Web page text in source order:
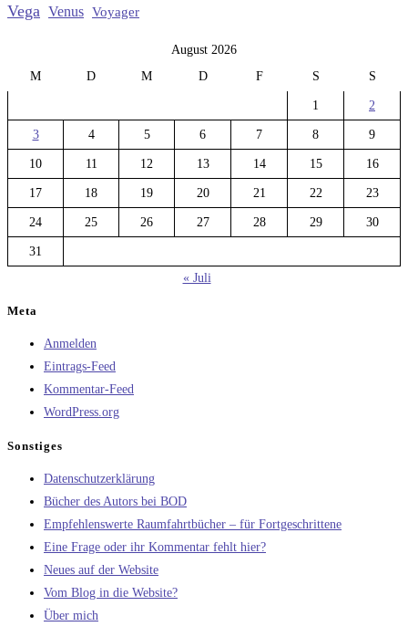
Vega Venus Voyager
August 2026
M
D M D F S S
1 2
3 4 5 6 7 8 9
10 11 12 13 14 15 16
17 18 19 20 21 22 23
24 25 26 27 28 29 30
31
« Juli
Meta
Anmelden
Eintrags-Feed
Kommentar-Feed
WordPress.org
Sonstiges
Datenschutzerklärung
Bücher des Autors bei BOD
Empfehlenswerte Raumfahrtbücher – für Fortgeschrittene
Eine Frage oder ihr Kommentar fehlt hier?
Neues auf der Website
Vom Blog in die Website?
Über mich